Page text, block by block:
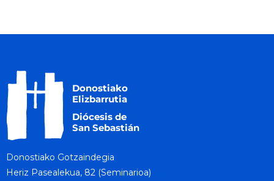
Donostiako Gotzaindegia
Heriz Pasealekua, 82 (Seminarioa)